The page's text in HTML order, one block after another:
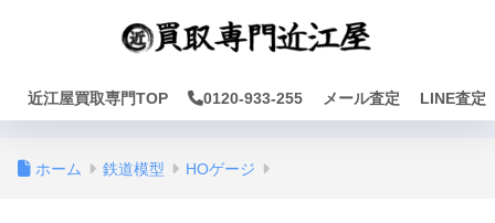
近江屋買取専門TOP 0120-933-255 メール査定 LINE査定
ホーム 鉄道模型 HOゲージ